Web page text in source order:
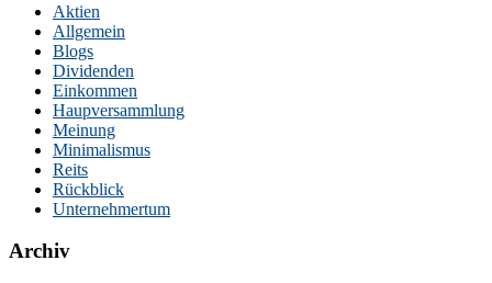
Aktien
Allgemein
Blogs
Dividenden
Einkommen
Haupversammlung
Meinung
Minimalismus
Reits
Rückblick
Unternehmertum
Archiv